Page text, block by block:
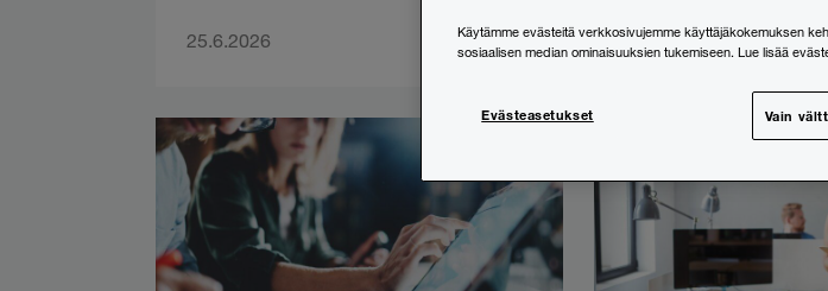
25.6.2026 24.6.2026
Käytämme evästeitä verkkosivujemme käyttäjäkokemuksen
sosiaalisen median ominaisuuksien tukemiseen. Lue lisää
Evästeasetukset Vain